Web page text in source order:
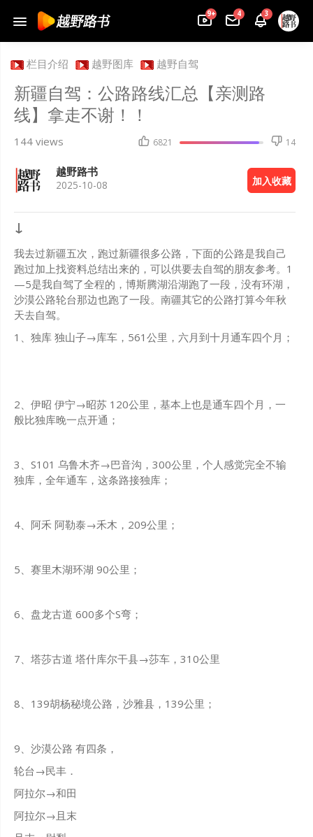
9+ 4 3
栏目介绍 越野图库 越野自驾
新疆自驾：公路路线汇总【亲测路
线】拿走不谢！！
144 views 6821 14
越野路书
2025-10-08 加入收藏
↓
我去过新疆五次，跑过新疆很多公路，下面的公路是我自己
跑过加上找资料总结出来的，可以供要去自驾的朋友参考。1
—5是我自驾了全程的，博斯腾湖沿湖跑了一段，没有环湖，
沙漠公路轮台那边也跑了一段。南疆其它的公路打算今年秋
天去自驾。
1、独库 独山子→库车，561公里，六月到十月通车四个月；
2、伊昭 伊宁→昭苏 120公里，基本上也是通车四个月，一
般比独库晚一点开通；
3、S101 乌鲁木齐→巴音沟，300公里，个人感觉完全不输
独库，全年通车，这条路接独库；
4、阿禾 阿勒泰→禾木，209公里；
5、赛里木湖环湖 90公里；
6、盘龙古道 600多个S弯；
7、塔莎古道 塔什库尔干县→莎车，310公里
8、139胡杨秘境公路，沙雅县，139公里；
9、沙漠公路 有四条，
轮台→民丰．
阿拉尔→和田
阿拉尔→且末